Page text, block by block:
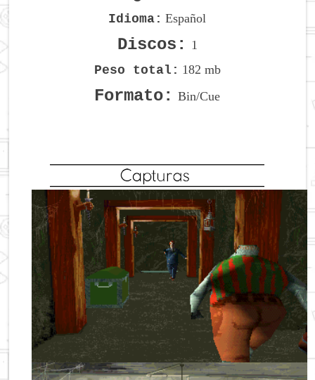
Idioma: Español
Discos:
1
Peso total: 182 mb
Formato: Bin/Cue